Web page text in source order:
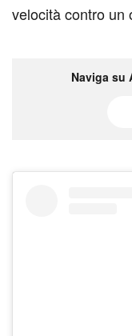
velocità contro un
Naviga su